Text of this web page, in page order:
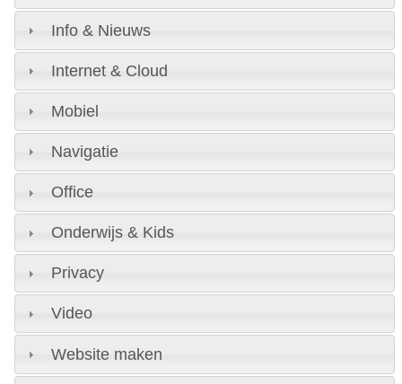
Info & Nieuws
Internet & Cloud
Mobiel
Navigatie
Office
Onderwijs & Kids
Privacy
Video
Website maken